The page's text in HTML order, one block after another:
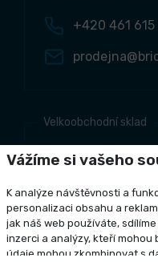
+420 461
Velkoobchodní sklad
+420 461 634
+420 461 634
Vážíme si vašeho
K analýze návštěvnosti a
personalizaci obsahu a
jak náš web používáte,
inzerci a analýzy, kteří mohou
údaje mohou zkombinovat s